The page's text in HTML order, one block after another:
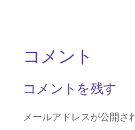
コメント
コメントを残す
メールアドレスが公開さ